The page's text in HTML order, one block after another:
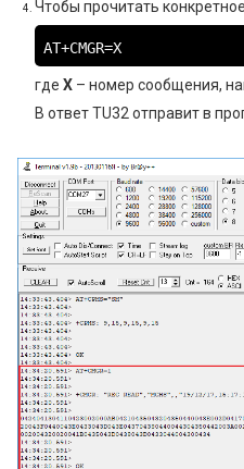
Чтобы прочитать
AT+CMGR=X
где X – номер сообщения,
В ответ TU32 отправит в